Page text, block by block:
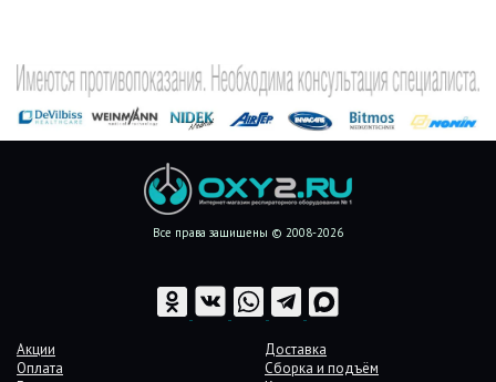
Все права защищены © 2008-2026
Акции
Доставка
Оплата
Сборка и подъём